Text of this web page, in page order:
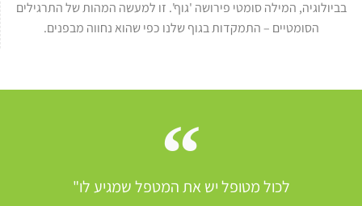
בביולוגיה, המילה סומטי פירושה 'גוף'. זו למעשה המהות של התרגילים
הסומטיים – התמקדות בגוף שלנו כפי שהוא נחווה מבפנים.
לכול מטופל יש את המטפל שמגיע לו"